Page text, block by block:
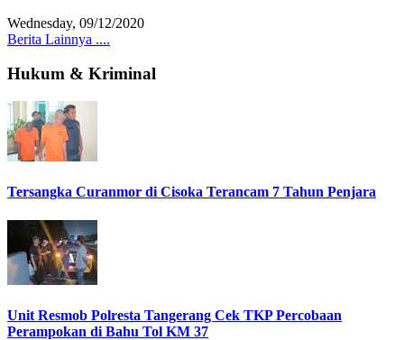
Wednesday, 09/12/2020
Berita Lainnya ....
Hukum & Kriminal
Tersangka Curanmor di Cisoka Terancam 7 Tahun Penjara
Unit Resmob Polresta Tangerang Cek TKP Percobaan
Perampokan di Bahu Tol KM 37